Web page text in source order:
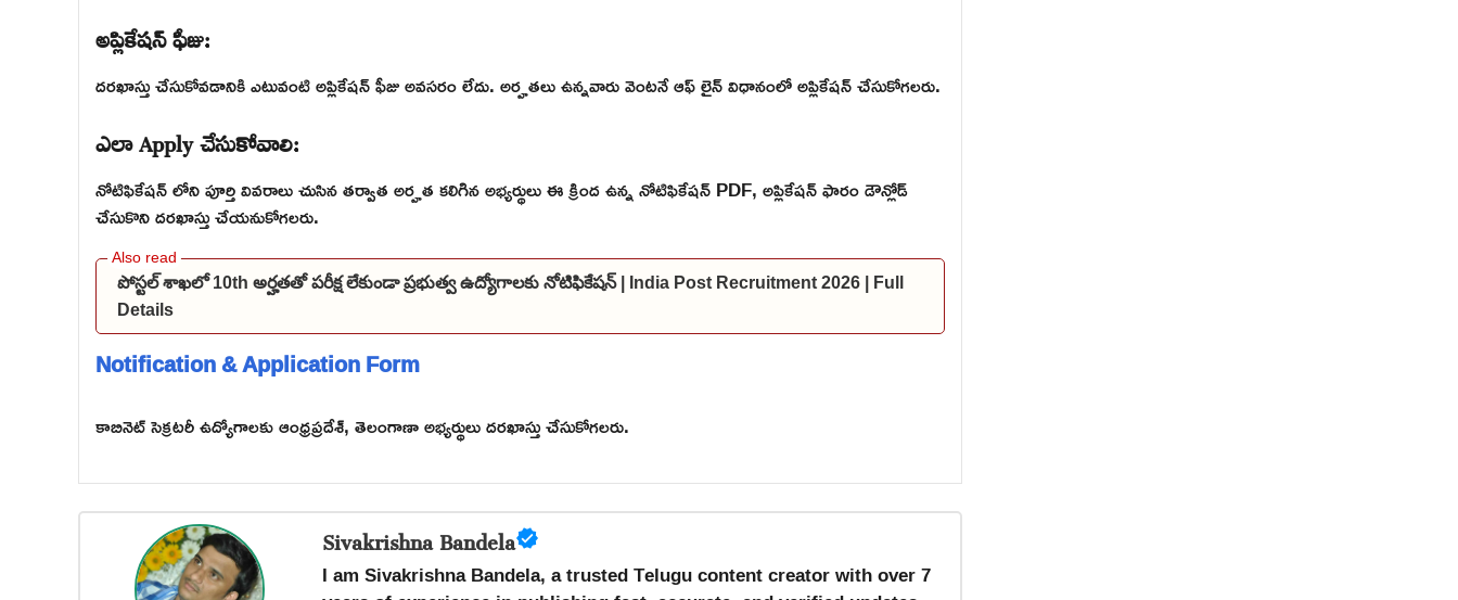
అప్లికేషన్ ఫీజు:
దరఖాస్తు చేసుకోవడానికి ఎటువంటి అప్లికేషన్ ఫీజు అవసరం లేదు. అర్హతలు ఉన్నవారు వెంటనే ఆఫ్ లైన్ విధానంలో అప్లికేషన్ చేసుకోగలరు.
ఎలా Apply చేసుకోవాలి:
నోటిఫికేషన్ లోని పూర్తి వివరాలు చుసిన తర్వాత అర్హత కలిగిన అభ్యర్థులు ఈ క్రింద ఉన్న నోటిఫికేషన్ PDF, అప్లికేషన్ ఫారం డౌన్లోడ్
చేసుకొని దరఖాస్తు చేయనుకోగలరు.
పోస్టల్ శాఖలో 10th అర్హతతో పరీక్ష లేకుండా ప్రభుత్వ ఉద్యోగాలకు నోటిఫికేషన్ | India Post Recruitment 2026 | Full
Details
Notification & Application Form
కాబినెట్ సెక్రటరీ ఉద్యోగాలకు ఆంధ్రప్రదేశ్, తెలంగాణా అభ్యర్థులు దరఖాస్తు చేసుకోగలరు.
Sivakrishna Bandela
I am Sivakrishna Bandela, a trusted Telugu content creator with over 7